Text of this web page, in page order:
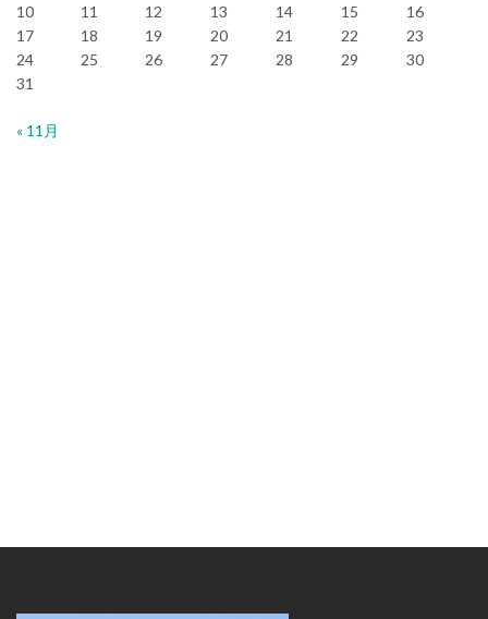
10
11 12 13 14 15
16
17
18 19 20 21 22
23
24
25 26 27 28 29
30
31
« 11月